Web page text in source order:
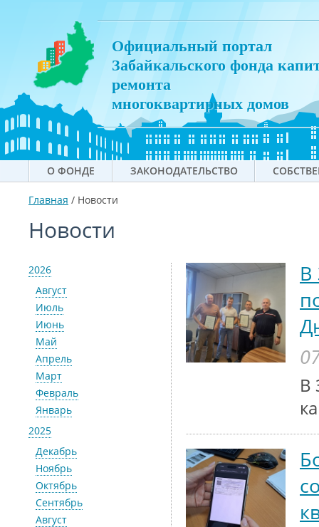
Официальный портал
Забайкальского фонда
ремонта
многоквартирных домов
О ФОНДЕ ЗАКОНОДАТЕЛЬСТВО
Главная / Новости
Новости
2026
Август
Июль
Июнь
Май
Апрель
Март
Февраль
Январь
2025
Декабрь
Ноябрь
Октябрь
Сентябрь
Август
В
В